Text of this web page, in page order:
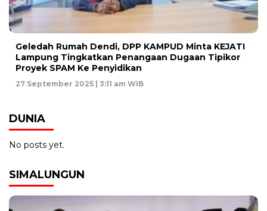
Geledah Rumah Dendi, DPP KAMPUD Minta KEJATI
Lampung Tingkatkan Penangaan Dugaan Tipikor
Proyek SPAM Ke Penyidikan
27 September 2025 | 3:11 am WIB
DUNIA
No posts yet.
SIMALUNGUN